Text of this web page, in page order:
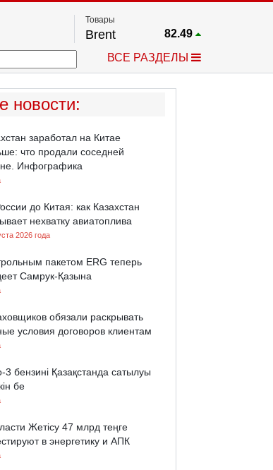
Товары
Brent 82.49
Платина
2.636
ВСЕ РАЗДЕЛЫ
новости:
заработал на Китае
что продали соседней
Инфографика
до Китая: как Казахстан
нехватку авиатоплива
2026 года
пакетом ERG теперь
Самрук-Қазына
обязали раскрывать
условия договоров клиентам
3 бензині Қазақстанда сатылуы
бе
Жетісу 47 млрд теңге
в энергетику и АПК